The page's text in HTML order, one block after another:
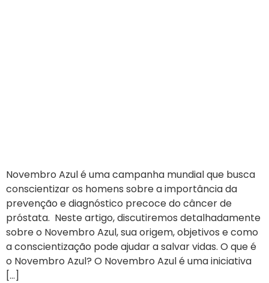
Novembro Azul é uma campanha mundial que busca
conscientizar os homens sobre a importância da
prevenção e diagnóstico precoce do câncer de
próstata. Neste artigo, discutiremos detalhadamente
sobre o Novembro Azul, sua origem, objetivos e como
a conscientização pode ajudar a salvar vidas. O que é
o Novembro Azul? O Novembro Azul é uma iniciativa
[…]